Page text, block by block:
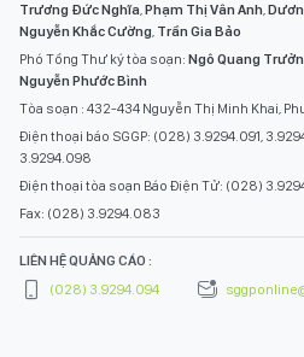
Trương Đức Nghĩa,Phạm Thị Vân Anh,
Nguyễn Khắc Cường, Trần Gia Bảo
Phó Tổng Thư ký tòa soạn: Ngô Quang
Nguyễn Phước Bình
Tòa soạn : 432-434 Nguyễn Thị Minh Khai,
Điện thoại báo SGGP: (028) 3.9294.091,
3.9294.098
Điện thoại tòa soạn Báo Điện Tử: (028)
Fax: (028) 3.9294.083
LIÊN HỆ QUẢNG CÁO :
(028) 3.9294.094